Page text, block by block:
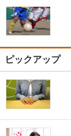
ピックアップ